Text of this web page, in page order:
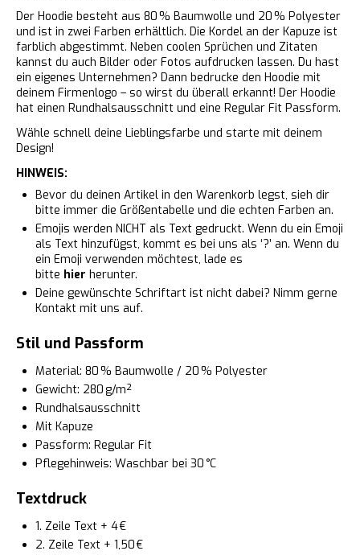
Der Hoodie besteht aus 80 % Baumwolle und 20 % Polyester
und ist in zwei Farben erhältlich. Die Kordel an der Kapuze ist
farblich abgestimmt. Neben coolen Sprüchen und Zitaten
kannst du auch Bilder oder Fotos aufdrucken lassen. Du hast
ein eigenes Unternehmen? Dann bedrucke den Hoodie mit
deinem Firmenlogo – so wirst du überall erkannt! Der Hoodie
hat einen Rundhalsausschnitt und eine Regular Fit Passform.
Wähle schnell deine Lieblingsfarbe und starte mit deinem
Design!
HINWEIS:
Bevor du deinen Artikel in den Warenkorb legst, sieh dir
bitte immer die Größentabelle und die echten Farben an.
Emojis werden NICHT als Text gedruckt. Wenn du ein Emoji
als Text hinzufügst, kommt es bei uns als ‘?’ an. Wenn du
ein Emoji verwenden möchtest, lade es
bitte hier herunter.
Deine gewünschte Schriftart ist nicht dabei? Nimm gerne
Kontakt mit uns auf.
Stil und Passform
Material: 80 % Baumwolle / 20 % Polyester
Gewicht: 280 g/m²
Rundhalsausschnitt
Mit Kapuze
Passform: Regular Fit
Pflegehinweis: Waschbar bei 30 °C
Textdruck
1. Zeile Text + 4 €
2. Zeile Text + 1,50 €